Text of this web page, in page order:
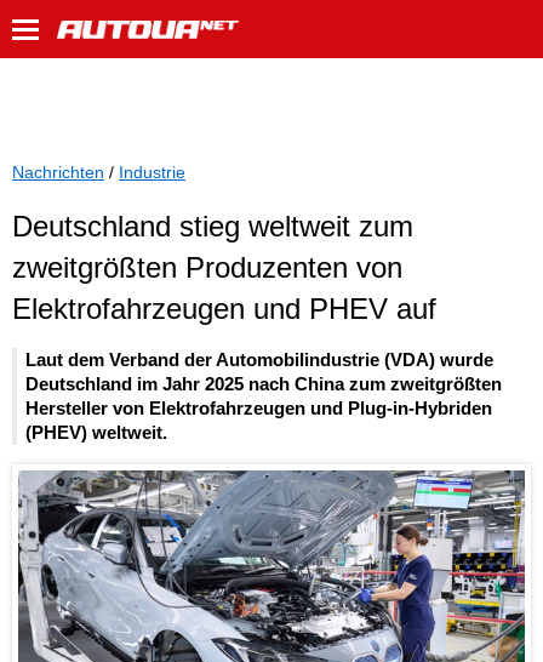
Nachrichten / Industrie
Deutschland stieg weltweit zum
zweitgrößten Produzenten von
Elektrofahrzeugen und PHEV auf
Laut dem Verband der Automobilindustrie (VDA) wurde
Deutschland im Jahr 2025 nach China zum zweitgrößten
Hersteller von Elektrofahrzeugen und Plug-in-Hybriden
(PHEV) weltweit.